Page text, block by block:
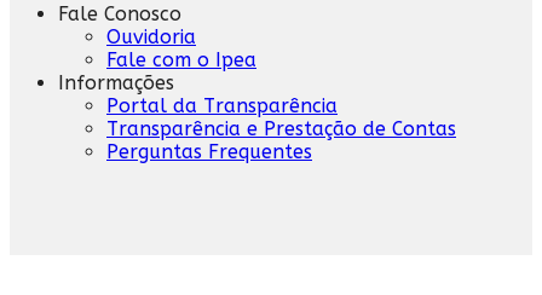
Fale Conosco
Ouvidoria
Fale com o Ipea
Informações
Portal da Transparência
Transparência e Prestação de Contas
Perguntas Frequentes